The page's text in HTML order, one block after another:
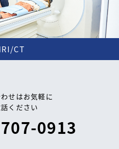
CT
せはお気軽に
ください
0913